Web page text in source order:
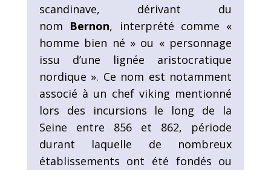
scandinave, dérivant du
nom Bernon, interprété comme «
homme bien né » ou « personnage
issu d’une lignée aristocratique
nordique ». Ce nom est notamment
associé à un chef viking mentionné
lors des incursions le long de la
Seine entre 856 et 862, période
durant laquelle de nombreux
établissements ont été fondés ou